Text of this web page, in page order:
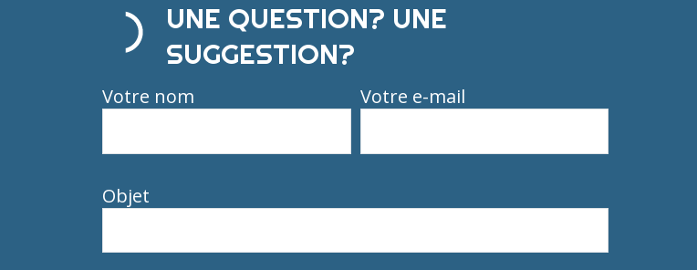
UNE QUESTION? UNE
SUGGESTION?
Votre nom Votre e-mail
Objet